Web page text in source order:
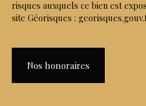
risques auxquels ce bien est
site Géorisques :
Nos honoraires